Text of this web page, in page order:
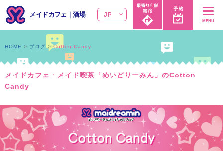
メイドカフェ ｜酒場 JP
MENU
メイドカフェ・メイド喫茶「めいどりーみん」のCotton
Candy
HOME ブログ Cotton Candy